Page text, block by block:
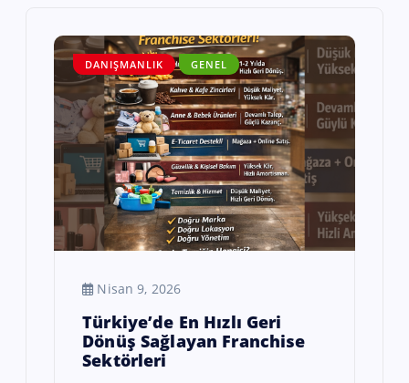
DANIŞMANLIK GENEL
Nisan 9, 2026
Türkiye’de En Hızlı Geri
Dönüş Sağlayan Franchise
Sektörleri